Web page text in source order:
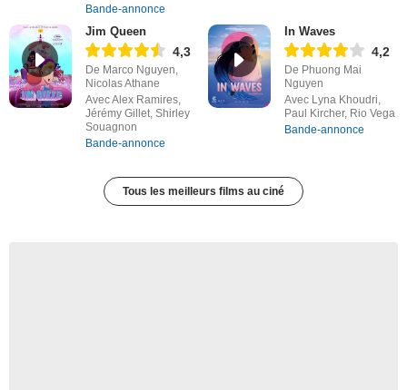
Bande-annonce
Jim Queen
4,3
De Marco Nguyen,
Nicolas Athane
Avec Alex Ramires,
Jérémy Gillet, Shirley
Souagnon
Bande-annonce
In Waves
4,2
De Phuong Mai
Nguyen
Avec Lyna Khoudri,
Paul Kircher, Rio Vega
Bande-annonce
Tous les meilleurs films au ciné